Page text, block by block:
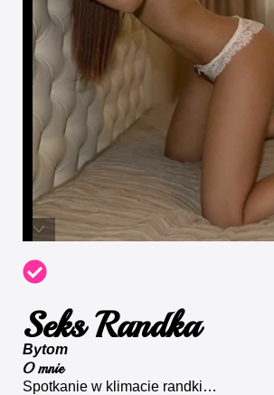
Seks Randka
Bytom
O mnie
Spotkanie w klimacie randki…